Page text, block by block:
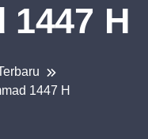
1447 H
1447 H